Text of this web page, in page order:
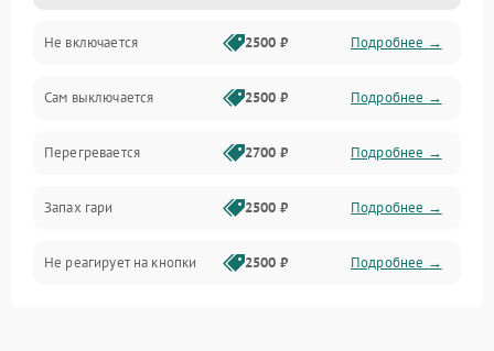
Не включается 2500 ₽ Подробнее →
Сам выключается 2500 ₽ Подробнее →
Перегревается 2700 ₽ Подробнее →
Запах гари 2500 ₽ Подробнее →
Не реагирует на кнопки 2500 ₽ Подробнее →